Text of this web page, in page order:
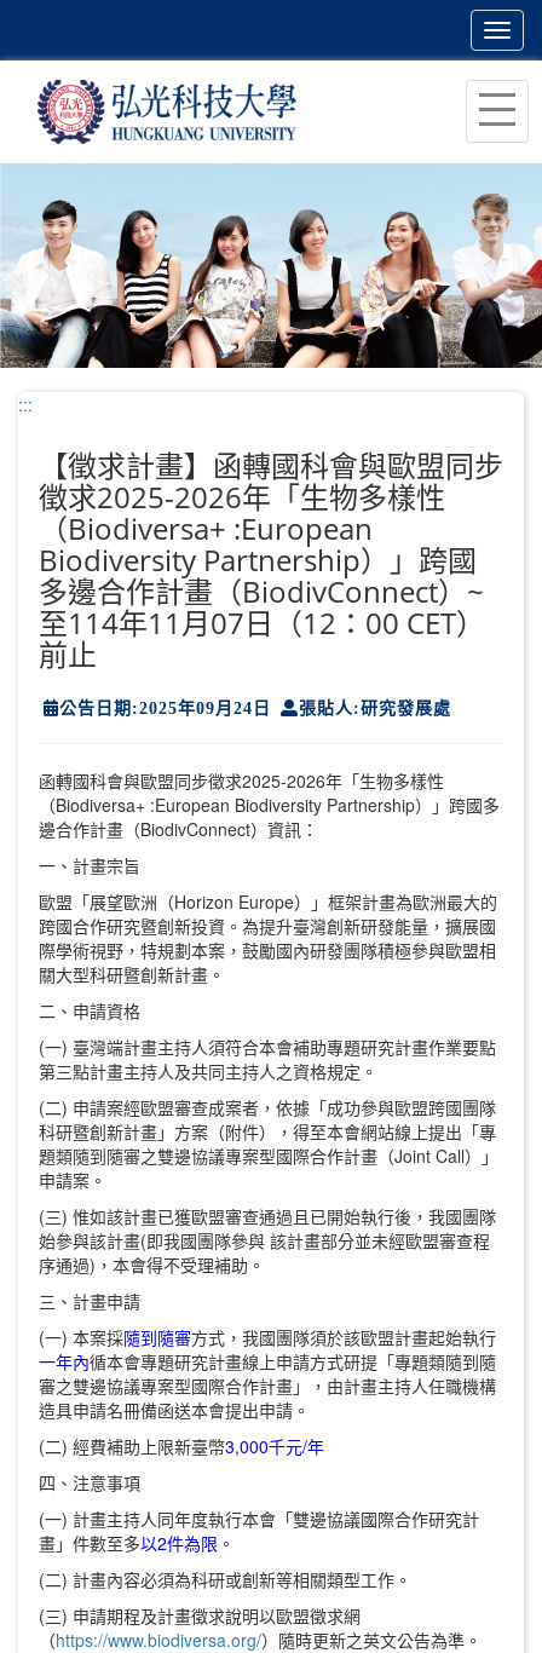
主
容
區
塊
:::
【徵求計畫】函轉國科會與歐盟同步
徵求2025-2026年「生物多樣性
（Biodiversa+ :European
Biodiversity Partnership）」跨國
多邊合作計畫（BiodivConnect）~
至114年11月07日（12：00 CET）
前止
公告日期:2025年09月24日 張貼人:研究發展處
函轉國科會與歐盟同步徵求2025-2026年「生物多樣性
（Biodiversa+ :European Biodiversity Partnership）」跨國多
邊合作計畫（BiodivConnect）資訊：
一、計畫宗旨
歐盟「展望歐洲（Horizon Europe）」框架計畫為歐洲最大的
跨國合作研究暨創新投資。為提升臺灣創新研發能量，擴展國
際學術視野，特規劃本案，鼓勵國內研發團隊積極參與歐盟相
關大型科研暨創新計畫。
二、申請資格
(一) 臺灣端計畫主持人須符合本會補助專題研究計畫作業要點
第三點計畫主持人及共同主持人之資格規定。
(二) 申請案經歐盟審查成案者，依據「成功參與歐盟跨國團隊
科研暨創新計畫」方案（附件），得至本會網站線上提出「專
題類隨到隨審之雙邊協議專案型國際合作計畫（Joint Call）」
申請案。
(三) 惟如該計畫已獲歐盟審查通過且已開始執行後，我國團隊
始參與該計畫(即我國團隊參與 該計畫部分並未經歐盟審查程
序通過)，本會得不受理補助。
三、計畫申請
(一) 本案採隨到隨審方式，我國團隊須於該歐盟計畫起始執行
一年內循本會專題研究計畫線上申請方式研提「專題類隨到隨
審之雙邊協議專案型國際合作計畫」，由計畫主持人任職機構
造具申請名冊備函送本會提出申請。
(二) 經費補助上限新臺幣3,000千元/年
四、注意事項
(一) 計畫主持人同年度執行本會「雙邊協議國際合作研究計
畫」件數至多以2件為限 。
(二) 計畫內容必須為科研或創新等相關類型工作。
(三) 申請期程及計畫徵求說明以歐盟徵求網
（https://www.biodiversa.org/）隨時更新之英文公告為準。